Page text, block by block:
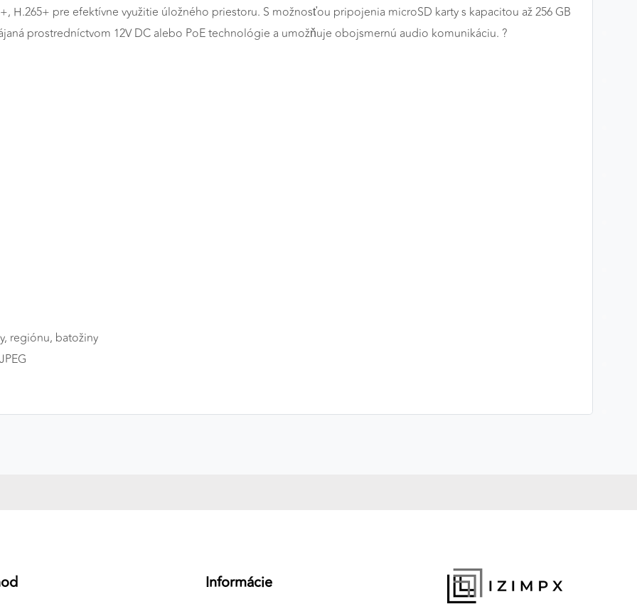
pre efektívne využitie úložného priestoru. S možnosťou pripojenia microSD karty s kapacitou až 256 GB
prostredníctvom 12V DC alebo PoE technológie a umožňuje obojsmernú audio komunikáciu. ?
regiónu, batožiny
Informácie